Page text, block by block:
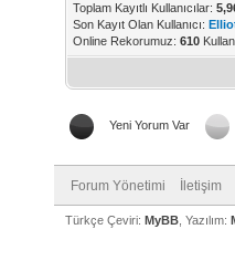
Toplam Kayıtlı Kullanıcılar:
Son Kayıt Olan Kullanıcı:
Online Rekorumuz: 610
Yeni Yorum Var
Forum Yönetimi İletişim
Türkçe Çeviri: MyBB , Yazılım: